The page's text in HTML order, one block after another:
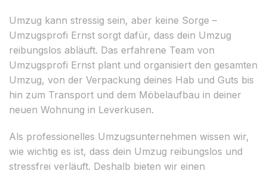
Umzug kann stressig sein, aber keine Sorge –
Umzugsprofi Ernst sorgt dafür, dass dein Umzug
reibungslos abläuft. Das erfahrene Team von
Umzugsprofi Ernst plant und organisiert den gesamten
Umzug, von der Verpackung deines Hab und Guts bis
hin zum Transport und dem Möbelaufbau in deiner
neuen Wohnung in Leverkusen.
Als professionelles Umzugsunternehmen wissen wir,
wie wichtig es ist, dass dein Umzug reibungslos und
stressfrei verläuft. Deshalb bieten wir einen